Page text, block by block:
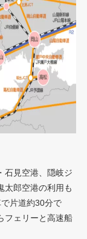
石見空港、隠岐ジ
太郎空港の利用も
片道約30分で
フェリーと高速船